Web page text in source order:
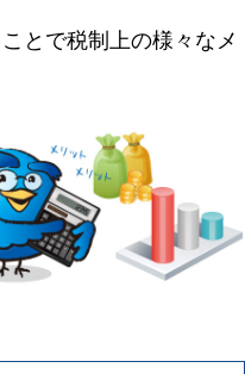
とで税制上の様々なメ